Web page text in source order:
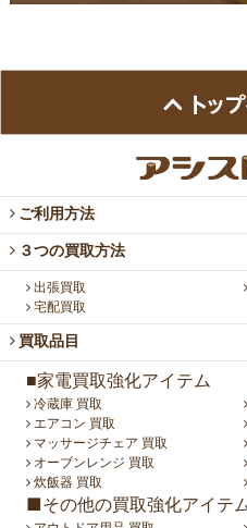
ご利用方法
３つの買取方法
出張買取
宅配買取
買取品目
■家電買取強化アイテム
冷蔵庫 買取
エアコン 買取
マッサージチェア 買取
オーブンレンジ 買取
炊飯器 買取
■その他の買取強化アイテ